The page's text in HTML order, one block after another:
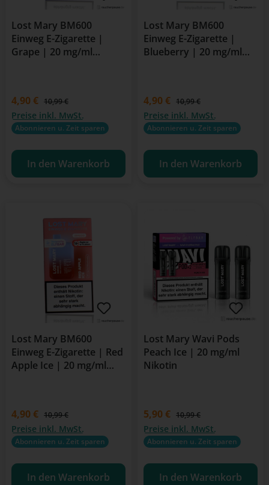
Lost Mary BM600
Einweg E-Zigarette |
Grape | 20 mg/ml
Verkaufspreis:
4,90 € Regulärer Preis:
10,99 €
Preise inkl. MwSt.
Abonnieren u. Zeit sparen
In den Warenkorb
Lost Mary BM600
Einweg E-Zigarette |
Blueberry | 20 mg/ml
Verkaufspreis:
4,90 € Regulärer Preis:
10,99 €
Preise inkl. MwSt.
Abonnieren u. Zeit sparen
In den Warenkorb
Lost Mary BM600
Einweg E-Zigarette | Red
Apple Ice | 20 mg/ml
Verkaufspreis:
4,90 € Regulärer Preis:
10,99 €
Preise inkl. MwSt.
Abonnieren u. Zeit sparen
In den Warenkorb
Lost Mary Wavi Pods
Peach Ice | 20 mg/ml
Nikotin
Verkaufspreis:
5,90 € Regulärer Preis:
10,99 €
Preise inkl. MwSt.
Abonnieren u. Zeit sparen
In den Warenkorb